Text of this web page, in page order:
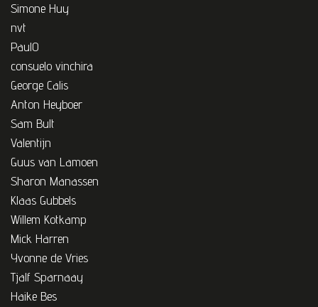
Simone Huy
nvt
PaulO
consuelo vinchira
George Calis
Anton Heyboer
Sam Bult
Valentijn
Guus van Lamoen
Sharon Manassen
Klaas Gubbels
Willem Kotkamp
Mick Harren
Yvonne de Vries
Tjalf Sparnaay
Haike Bes